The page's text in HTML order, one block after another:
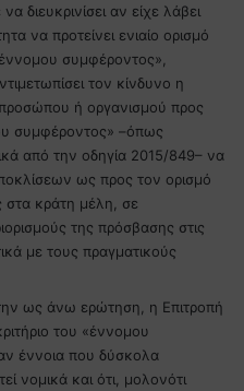
διευκρινίσει αν είχε λάβει
να προτείνει ενιαίο ορισμό
συμφέροντος»,
τον κίνδυνο η
ή οργανισμού προς
συμφέροντος» –όπως
από την οδηγία 2015/849– να
ως προς τον ορισμό
στα κράτη μέλη, σε
της πρόσβασης στις
με τους πραγματικούς
ως άνω ερώτηση, η Επιτροπή
του «έννομου
έννοια που δύσκολα
νομικά και ότι, μολονότι